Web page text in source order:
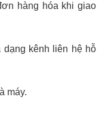
hàng hóa khi giao
kênh liên hệ hỗ
máy.